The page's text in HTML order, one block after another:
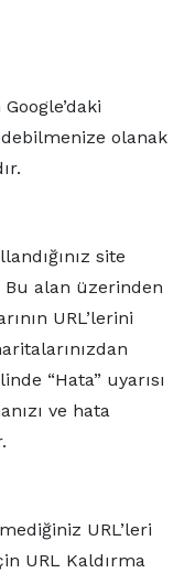
olanak
site
Bu alan üzerinden
URL’lerini
“Hata” uyarısı
ve hata
URL’leri
URL Kaldırma